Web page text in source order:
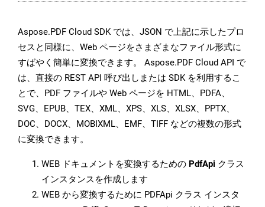
Aspose.PDF Cloud SDK では、JSON で上記に示したプロ
セスと同様に、Web ページをさまざまなファイル形式に
すばやく簡単に変換できます。 Aspose.PDF Cloud API で
は、直接の REST API 呼び出しまたは SDK を利用するこ
とで、PDF ファイルや Web ページを HTML、PDFA、
SVG、EPUB、TEX、XML、XPS、XLS、XLSX、PPTX、
DOC、DOCX、MOBIXML、EMF、TIFF などの複数の形式
に変換できます。
WEB ドキュメントを変換するための PdfApi クラス
インスタンスを作成します
WEB から変換するために PDFApi クラス インスタ